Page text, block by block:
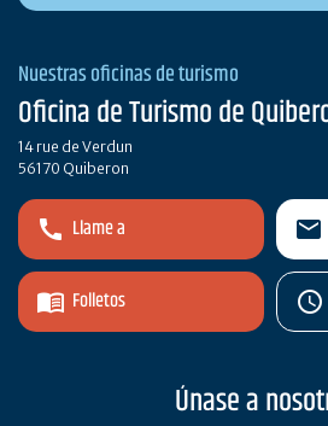
Nuestras oficinas de turismo
Oficina de Turismo de
14 rue de Verdun
56170 Quiberon
Llame a
Folletos
Únase a